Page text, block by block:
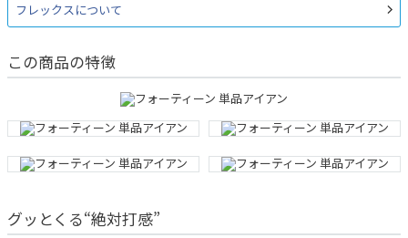
フレックスについて
この商品の特徴
グッとくる“絶対打感”